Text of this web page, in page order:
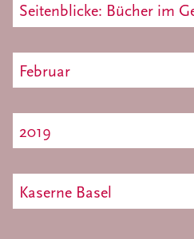
Seitenblicke: Bücher im
Februar
2019
Kaserne Basel